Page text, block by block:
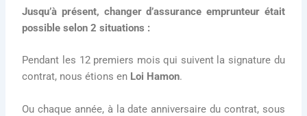
Jusqu’à présent, changer d’assurance emprunteur était
possible selon 2 situations :
Pendant les 12 premiers mois qui suivent la signature du
contrat, nous étions en Loi Hamon.
Ou chaque année, à la date anniversaire du contrat, sous